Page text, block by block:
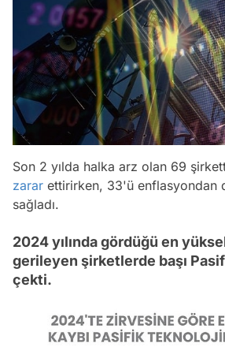
Son 2 yılda halka arz olan 69
zarar ettirirken, 33'ü enflasyondan
sağladı.
2024 yılında gördüğü en
gerileyen şirketlerde başı
çekti.